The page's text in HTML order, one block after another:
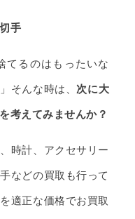
手
てるのはもったいな
そんな時は、 次に大
考えてみませんか？
時計、アクセサリー
などの買取も行って
適正な価格でお買取